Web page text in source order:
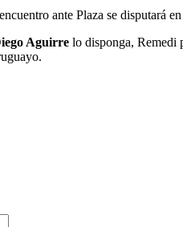
ante Plaza se disputará
Aguirre lo disponga, Remedi